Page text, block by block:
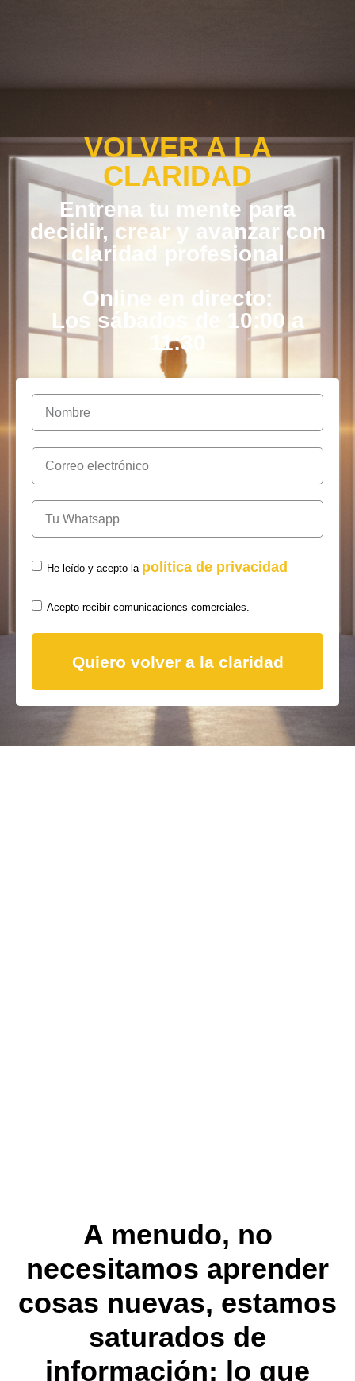
VOLVER A LA
CLARIDAD
Entrena tu mente para
decidir, crear y avanzar con
claridad profesional
Online en directo:
Los sábados de 10:00 a
11:30
He leído y acepto la política de privacidad
Acepto recibir comunicaciones comerciales.
Quiero volver a la claridad
A menudo, no
necesitamos aprender
cosas nuevas, estamos
saturados de
información; lo que